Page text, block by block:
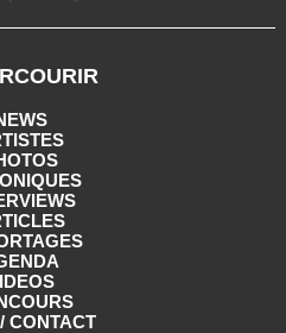
CONTACT